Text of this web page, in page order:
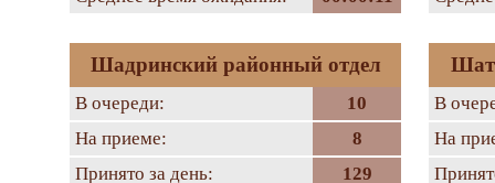
Шадринский районный отдел
В очереди:
10
На приеме:
8
Принято за день:
129
В
На